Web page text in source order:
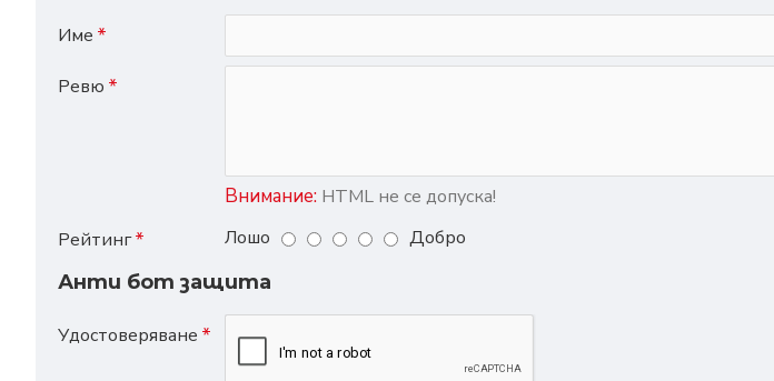
Име
Ревю
Внимание: HTML не се допуска!
Рейтинг
Лошо
Добро
Анти бот защита
Удостоверяване